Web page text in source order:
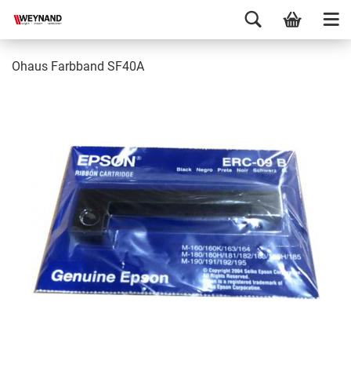
Ohaus Farbband SF40A